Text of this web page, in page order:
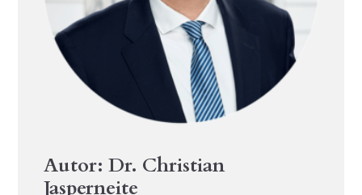
Autor: Dr. Christian
Jasperneite